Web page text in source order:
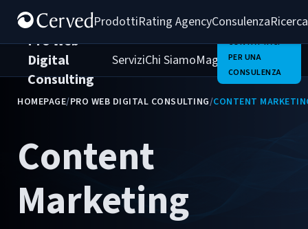
ProdottiRating AgencyConsulenza
Pro Web
Digital
Consulting
ServiziChi SiamoMagazineClienti
CONTATTACI
PER UNA
CONSULENZA
HOMEPAGE/PRO WEB DIGITAL CONSULTING/CONTENT
Content
Marketing